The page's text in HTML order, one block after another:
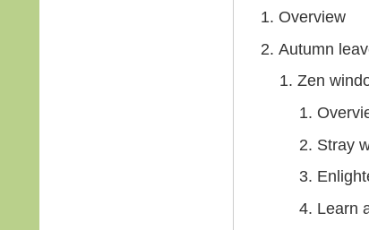
Overview
Autumn
Zen
Stray
Learn